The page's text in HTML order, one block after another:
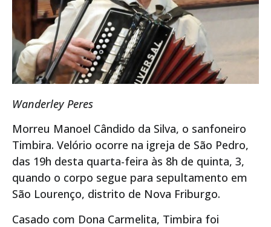
Wanderley Peres
Morreu Manoel Cândido da Silva, o sanfoneiro
Timbira. Velório ocorre na igreja de São Pedro,
das 19h desta quarta-feira às 8h de quinta, 3,
quando o corpo segue para sepultamento em
São Lourenço, distrito de Nova Friburgo.
Casado com Dona Carmelita, Timbira foi